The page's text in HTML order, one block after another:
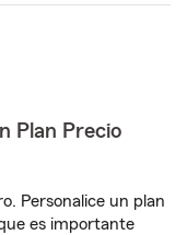
Plan Precio
Personalice un plan
es importante